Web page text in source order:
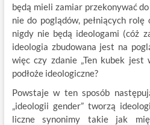
będą mieli zamiar przekonywać
nie do poglądów, pełniących
nigdy nie będą ideologami (cóż
ideologia zbudowana jest na
więc czy zdanie „Ten kubek jest
podłoże ideologiczne?
Powstaje w ten sposób
„ideologii gender” tworzą
liczne synonimy takie jak